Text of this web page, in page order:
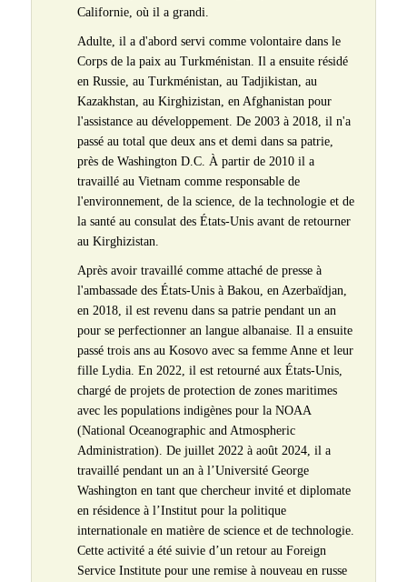
Californie, où il a grandi.
Adulte, il a d'abord servi comme volontaire dans le
Corps de la paix au Turkménistan. Il a ensuite résidé
en Russie, au Turkménistan, au Tadjikistan, au
Kazakhstan, au Kirghizistan, en Afghanistan pour
l'assistance au développement. De 2003 à 2018, il n'a
passé au total que deux ans et demi dans sa patrie,
près de Washington D.C. À partir de 2010 il a
travaillé au Vietnam comme responsable de
l'environnement, de la science, de la technologie et de
la santé au consulat des États-Unis avant de retourner
au Kirghizistan.
Après avoir travaillé comme attaché de presse à
l'ambassade des États-Unis à Bakou, en Azerbaïdjan,
en 2018, il est revenu dans sa patrie pendant un an
pour se perfectionner an langue albanaise. Il a ensuite
passé trois ans au Kosovo avec sa femme Anne et leur
fille Lydia. En 2022, il est retourné aux États-Unis,
chargé de projets de protection de zones maritimes
avec les populations indigènes pour la NOAA
(National Oceanographic and Atmospheric
Administration). De juillet 2022 à août 2024, il a
travaillé pendant un an à l’Université George
Washington en tant que chercheur invité et diplomate
en résidence à l’Institut pour la politique
internationale en matière de science et de technologie.
Cette activité a été suivie d’un retour au Foreign
Service Institute pour une remise à nouveau en russe